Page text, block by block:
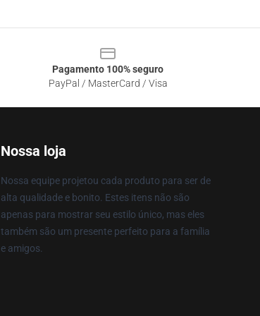
Pagamento 100% seguro
PayPal / MasterCard / Visa
Nossa loja
Nossa equipe projetou cada produto para ser de
alta qualidade e bonito. Estes itens não são
apenas para mostrar seu estilo único, mas eles
também são um presente perfeito para a família
e amigos.